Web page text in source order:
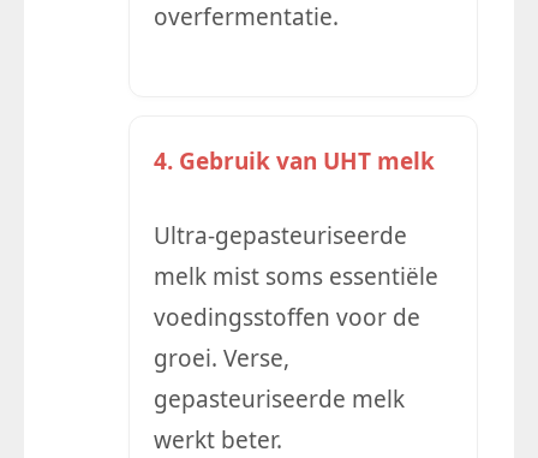
overfermentatie.
4. Gebruik van UHT melk
Ultra-gepasteuriseerde
melk mist soms essentiële
voedingsstoffen voor de
groei. Verse,
gepasteuriseerde melk
werkt beter.